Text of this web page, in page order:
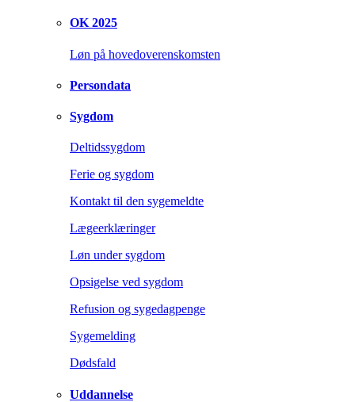
OK 2025
Løn på hovedoverenskomsten
Persondata
Sygdom
Deltidssygdom
Ferie og sygdom
Kontakt til den sygemeldte
Lægeerklæringer
Løn under sygdom
Opsigelse ved sygdom
Refusion og sygedagpenge
Sygemelding
Dødsfald
Uddannelse